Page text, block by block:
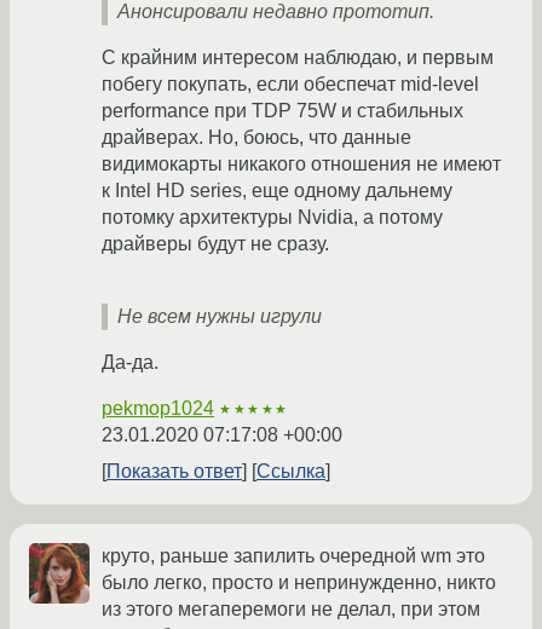
Анонсировали недавно прототип.
С крайним интересом наблюдаю, и первым
побегу покупать, если обеспечат mid-level
performance при TDP 75W и стабильных
драйверах. Но, боюсь, что данные
видимокарты никакого отношения не имеют
к Intel HD series, еще одному дальнему
потомку архитектуры Nvidia, а потому
драйверы будут не сразу.
Не всем нужны игрули
Да-да.
pekmop1024 ★★★★★
23.01.2020 07:17:08 +00:00
Показать ответ
Ссылка
круто, раньше запилить очередной wm это
было легко, просто и непринужденно, никто
из этого мегаперемоги не делал, при этом